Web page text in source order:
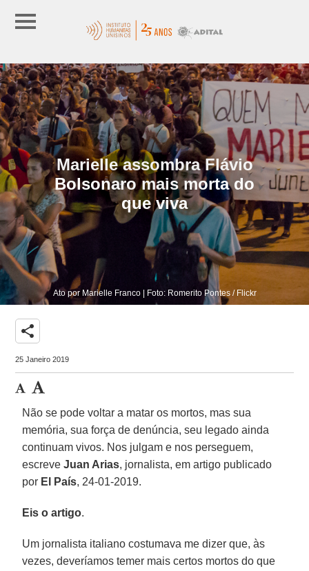
Marielle assombra Flávio
Bolsonaro mais morta do
que viva
Ato por Marielle Franco | Foto: Romerito Pontes / Flickr
share
25 Janeiro 2019
Não se pode voltar a matar os mortos, mas sua
memória, sua força de denúncia, seu legado ainda
continuam vivos. Nos julgam e nos perseguem,
escreveJuan Arias, jornalista, em artigo publicado
por El País, 24-01-2019.
Eis o artigo.
Um jornalista italiano costumava me dizer que, às
vezes, deveríamos temer mais certos mortos do que